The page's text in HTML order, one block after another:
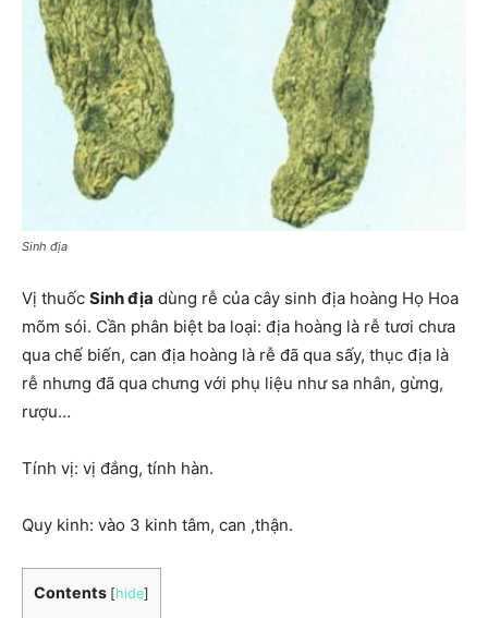
Sinh địa
Vị thuốc Sinh địa dùng rễ của cây sinh địa hoàng Họ Hoa
mõm sói. Cần phân biệt ba loại: địa hoàng là rễ tươi chưa
qua chế biến, can địa hoàng là rễ đã qua sấy, thục địa là
rễ nhưng đã qua chưng với phụ liệu như sa nhân, gừng,
rượu…
Tính vị: vị đắng, tính hàn.
Quy kinh: vào 3 kinh tâm, can ,thận.
Contents [hide]